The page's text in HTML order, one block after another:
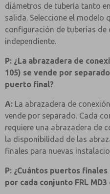
diámetros de tubería tanto
salida. Seleccione el modelo
configuración de tuberías de
independiente.
P: ¿La abrazadera de
105) se vende por
puerto final?
A: La abrazadera de
vende por separado. Cada
requiere una abrazadera de
la disponibilidad de las
finales para nuevas
P: ¿Cuántos puertos
por cada conjunto FRL MD3